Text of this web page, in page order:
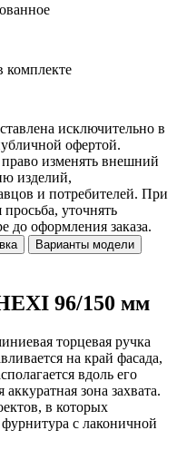
исключительно в
офертой.
изменять внешний
изделий,
и потребителей. При
уточнять
до оформления заказа.
Варианты модели
96/150 мм
торцевая ручка
на край фасада,
вдоль его
зона захвата.
в которых
с лаконичной